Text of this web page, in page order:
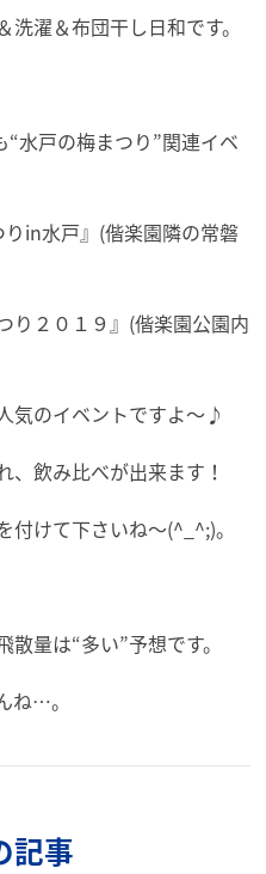
濯＆布団干し日和です。
水戸の梅まつり”関連イベ
in水戸』(偕楽園隣の常磐
０１９』(偕楽園公園内
のイベントですよ～♪
、飲み比べが出来ます！
けて下さいね～(^_^;)。
量は“多い”予想です。
ね…。
記事